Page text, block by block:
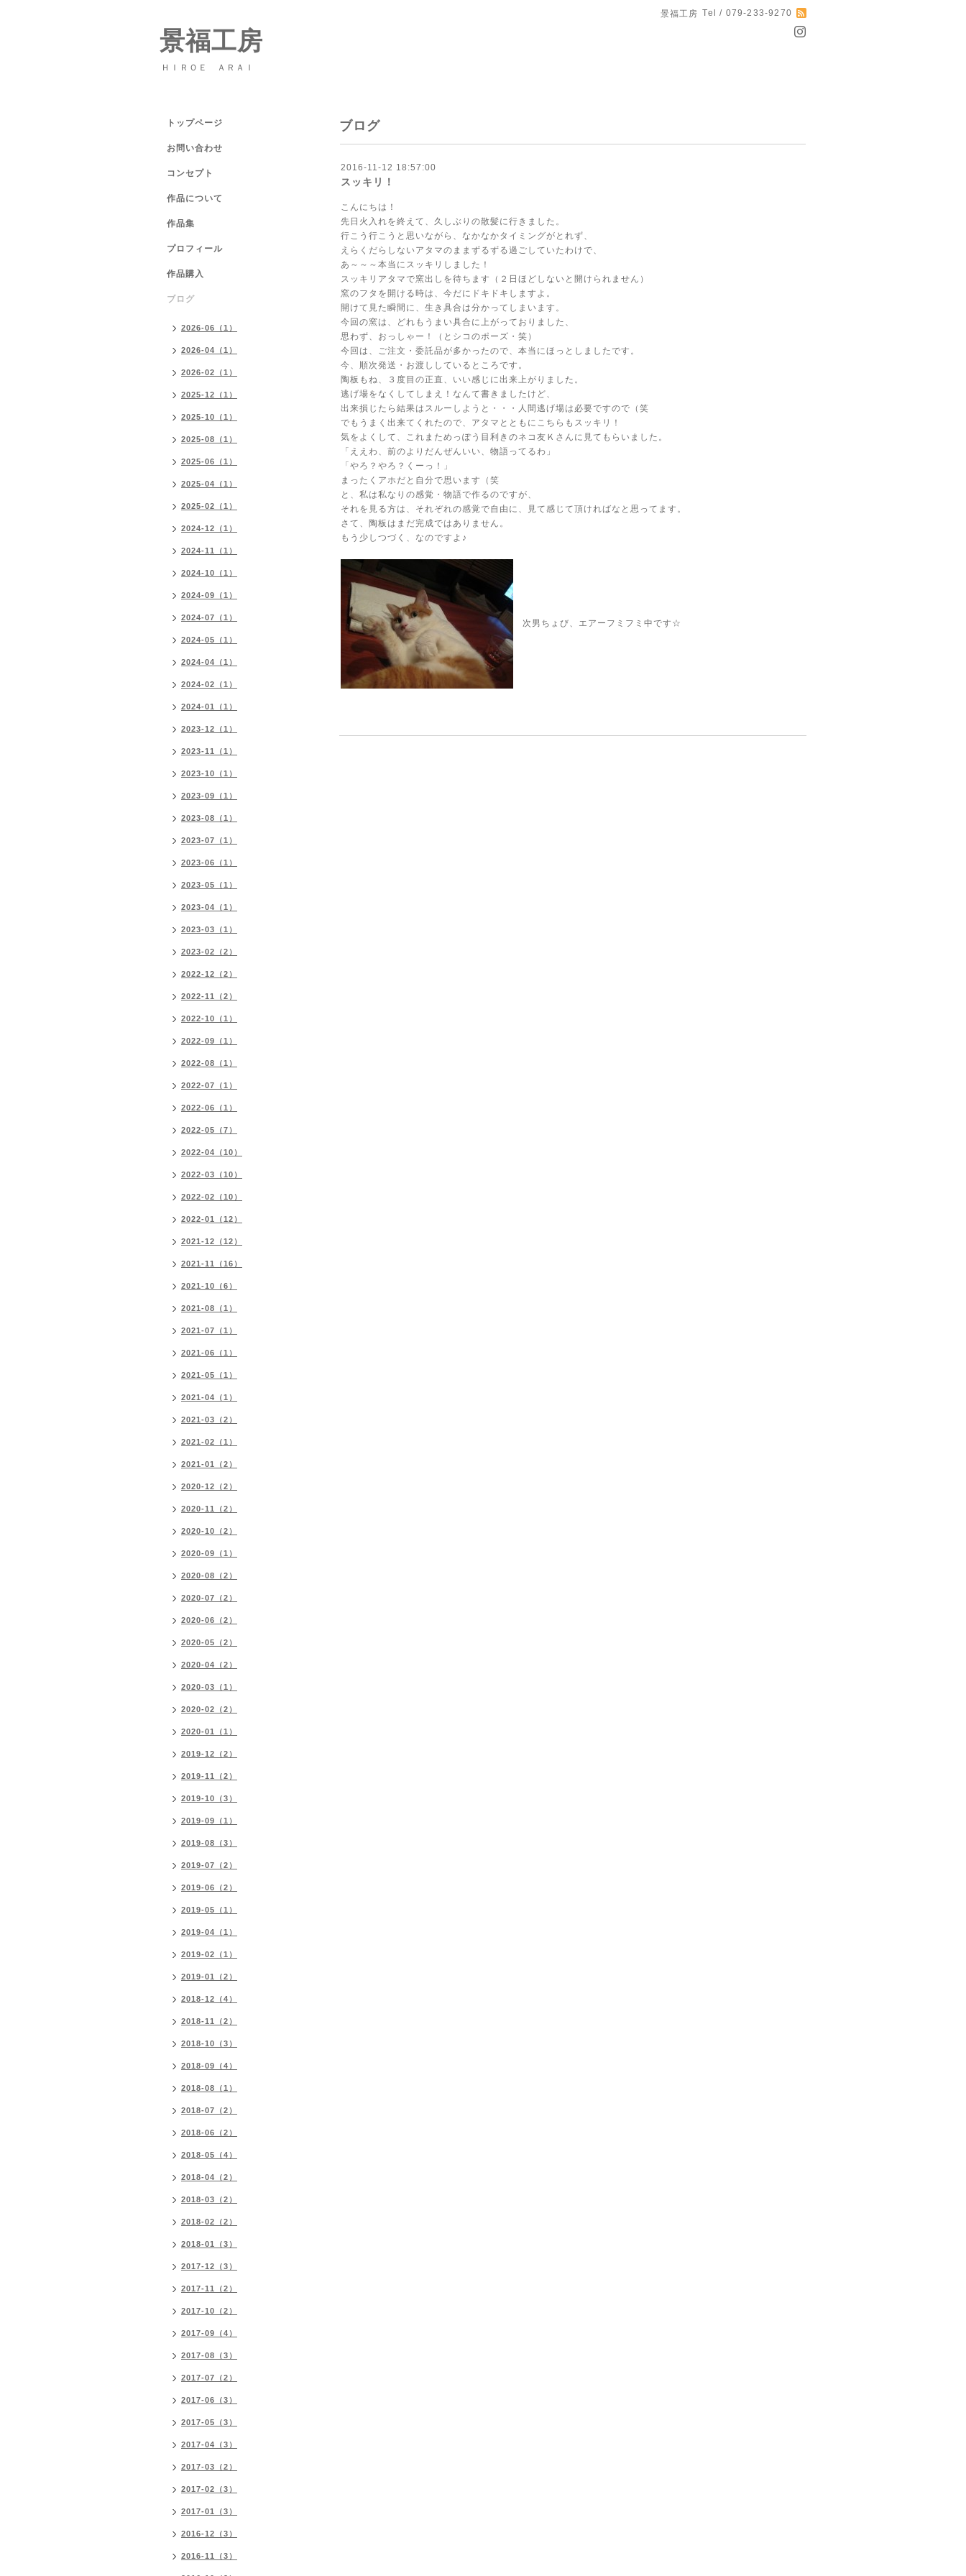
景福工房 Tel / 079-233-9270
景福工房
ＨＩＲＯＥ ＡＲＡＩ
ブログ
2016-11-12 18:57:00
スッキリ！
こんにちは！
先日火入れを終えて、久しぶりの散髪に行きました。
行こう行こうと思いながら、なかなかタイミングがとれず、
えらくだらしないアタマのままずるずる過ごしていたわけで、
あ～～～本当にスッキリしました！
スッキリアタマで窯出しを待ちます（２日ほどしないと開けられません）
窯のフタを開ける時は、今だにドキドキしますよ。
開けて見た瞬間に、生き具合は分かってしまいます。
今回の窯は、どれもうまい具合に上がっておりました、
思わず、おっしゃー！（とシコのポーズ・笑）
今回は、ご注文・委託品が多かったので、本当にほっとしましたです。
今、順次発送・お渡ししているところです。
陶板もね、３度目の正直、いい感じに出来上がりました。
逃げ場をなくしてしまえ！なんて書きましたけど、
出来損じたら結果はスルーしようと・・・人間逃げ場は必要ですので（笑
でもうまく出来てくれたので、アタマとともにこちらもスッキリ！
気をよくして、これまためっぽう目利きのネコ友Ｋさんに見てもらいました。
「ええわ、前のよりだんぜんいい、物語ってるわ」
「やろ？やろ？くーっ！」
まったくアホだと自分で思います（笑
と、私は私なりの感覚・物語で作るのですが、
それを見る方は、それぞれの感覚で自由に、見て感じて頂ければなと思ってます。
さて、陶板はまだ完成ではありません。
もう少しつづく、なのですよ♪
次男ちょび、エアーフミフミ中です☆
トップページ
お問い合わせ
コンセプト
作品について
作品集
プロフィール
作品購入
ブログ
2026-06（1）
2026-04（1）
2026-02（1）
2025-12（1）
2025-10（1）
2025-08（1）
2025-06（1）
2025-04（1）
2025-02（1）
2024-12（1）
2024-11（1）
2024-10（1）
2024-09（1）
2024-07（1）
2024-05（1）
2024-04（1）
2024-02（1）
2024-01（1）
2023-12（1）
2023-11（1）
2023-10（1）
2023-09（1）
2023-08（1）
2023-07（1）
2023-06（1）
2023-05（1）
2023-04（1）
2023-03（1）
2023-02（2）
2022-12（2）
2022-11（2）
2022-10（1）
2022-09（1）
2022-08（1）
2022-07（1）
2022-06（1）
2022-05（7）
2022-04（10）
2022-03（10）
2022-02（10）
2022-01（12）
2021-12（12）
2021-11（16）
2021-10（6）
2021-08（1）
2021-07（1）
2021-06（1）
2021-05（1）
2021-04（1）
2021-03（2）
2021-02（1）
2021-01（2）
2020-12（2）
2020-11（2）
2020-10（2）
2020-09（1）
2020-08（2）
2020-07（2）
2020-06（2）
2020-05（2）
2020-04（2）
2020-03（1）
2020-02（2）
2020-01（1）
2019-12（2）
2019-11（2）
2019-10（3）
2019-09（1）
2019-08（3）
2019-07（2）
2019-06（2）
2019-05（1）
2019-04（1）
2019-02（1）
2019-01（2）
2018-12（4）
2018-11（2）
2018-10（3）
2018-09（4）
2018-08（1）
2018-07（2）
2018-06（2）
2018-05（4）
2018-04（2）
2018-03（2）
2018-02（2）
2018-01（3）
2017-12（3）
2017-11（2）
2017-10（2）
2017-09（4）
2017-08（3）
2017-07（2）
2017-06（3）
2017-05（3）
2017-04（3）
2017-03（2）
2017-02（3）
2017-01（3）
2016-12（3）
2016-11（3）